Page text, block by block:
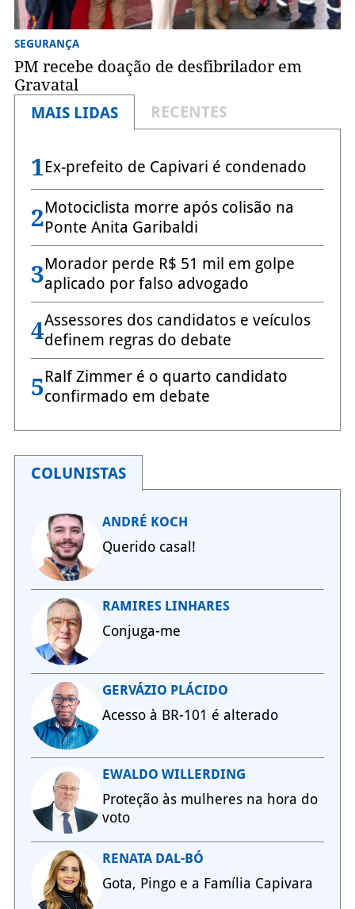
SEGURANÇA
PM recebe doação de desfibrilador em
Gravatal
MAIS LIDAS
RECENTES
1Ex-prefeito de Capivari é condenado
2Motociclista morre após colisão na
Ponte Anita Garibaldi
3Morador perde R$ 51 mil em golpe
aplicado por falso advogado
4Assessores dos candidatos e veículos
definem regras do debate
5Ralf Zimmer é o quarto candidato
confirmado em debate
COLUNISTAS
ANDRÉ KOCH
Querido casal!
RAMIRES LINHARES
Conjuga-me
GERVÁZIO PLÁCIDO
Acesso à BR-101 é alterado
EWALDO WILLERDING
Proteção às mulheres na hora do
voto
RENATA DAL-BÓ
Gota, Pingo e a Família Capivara